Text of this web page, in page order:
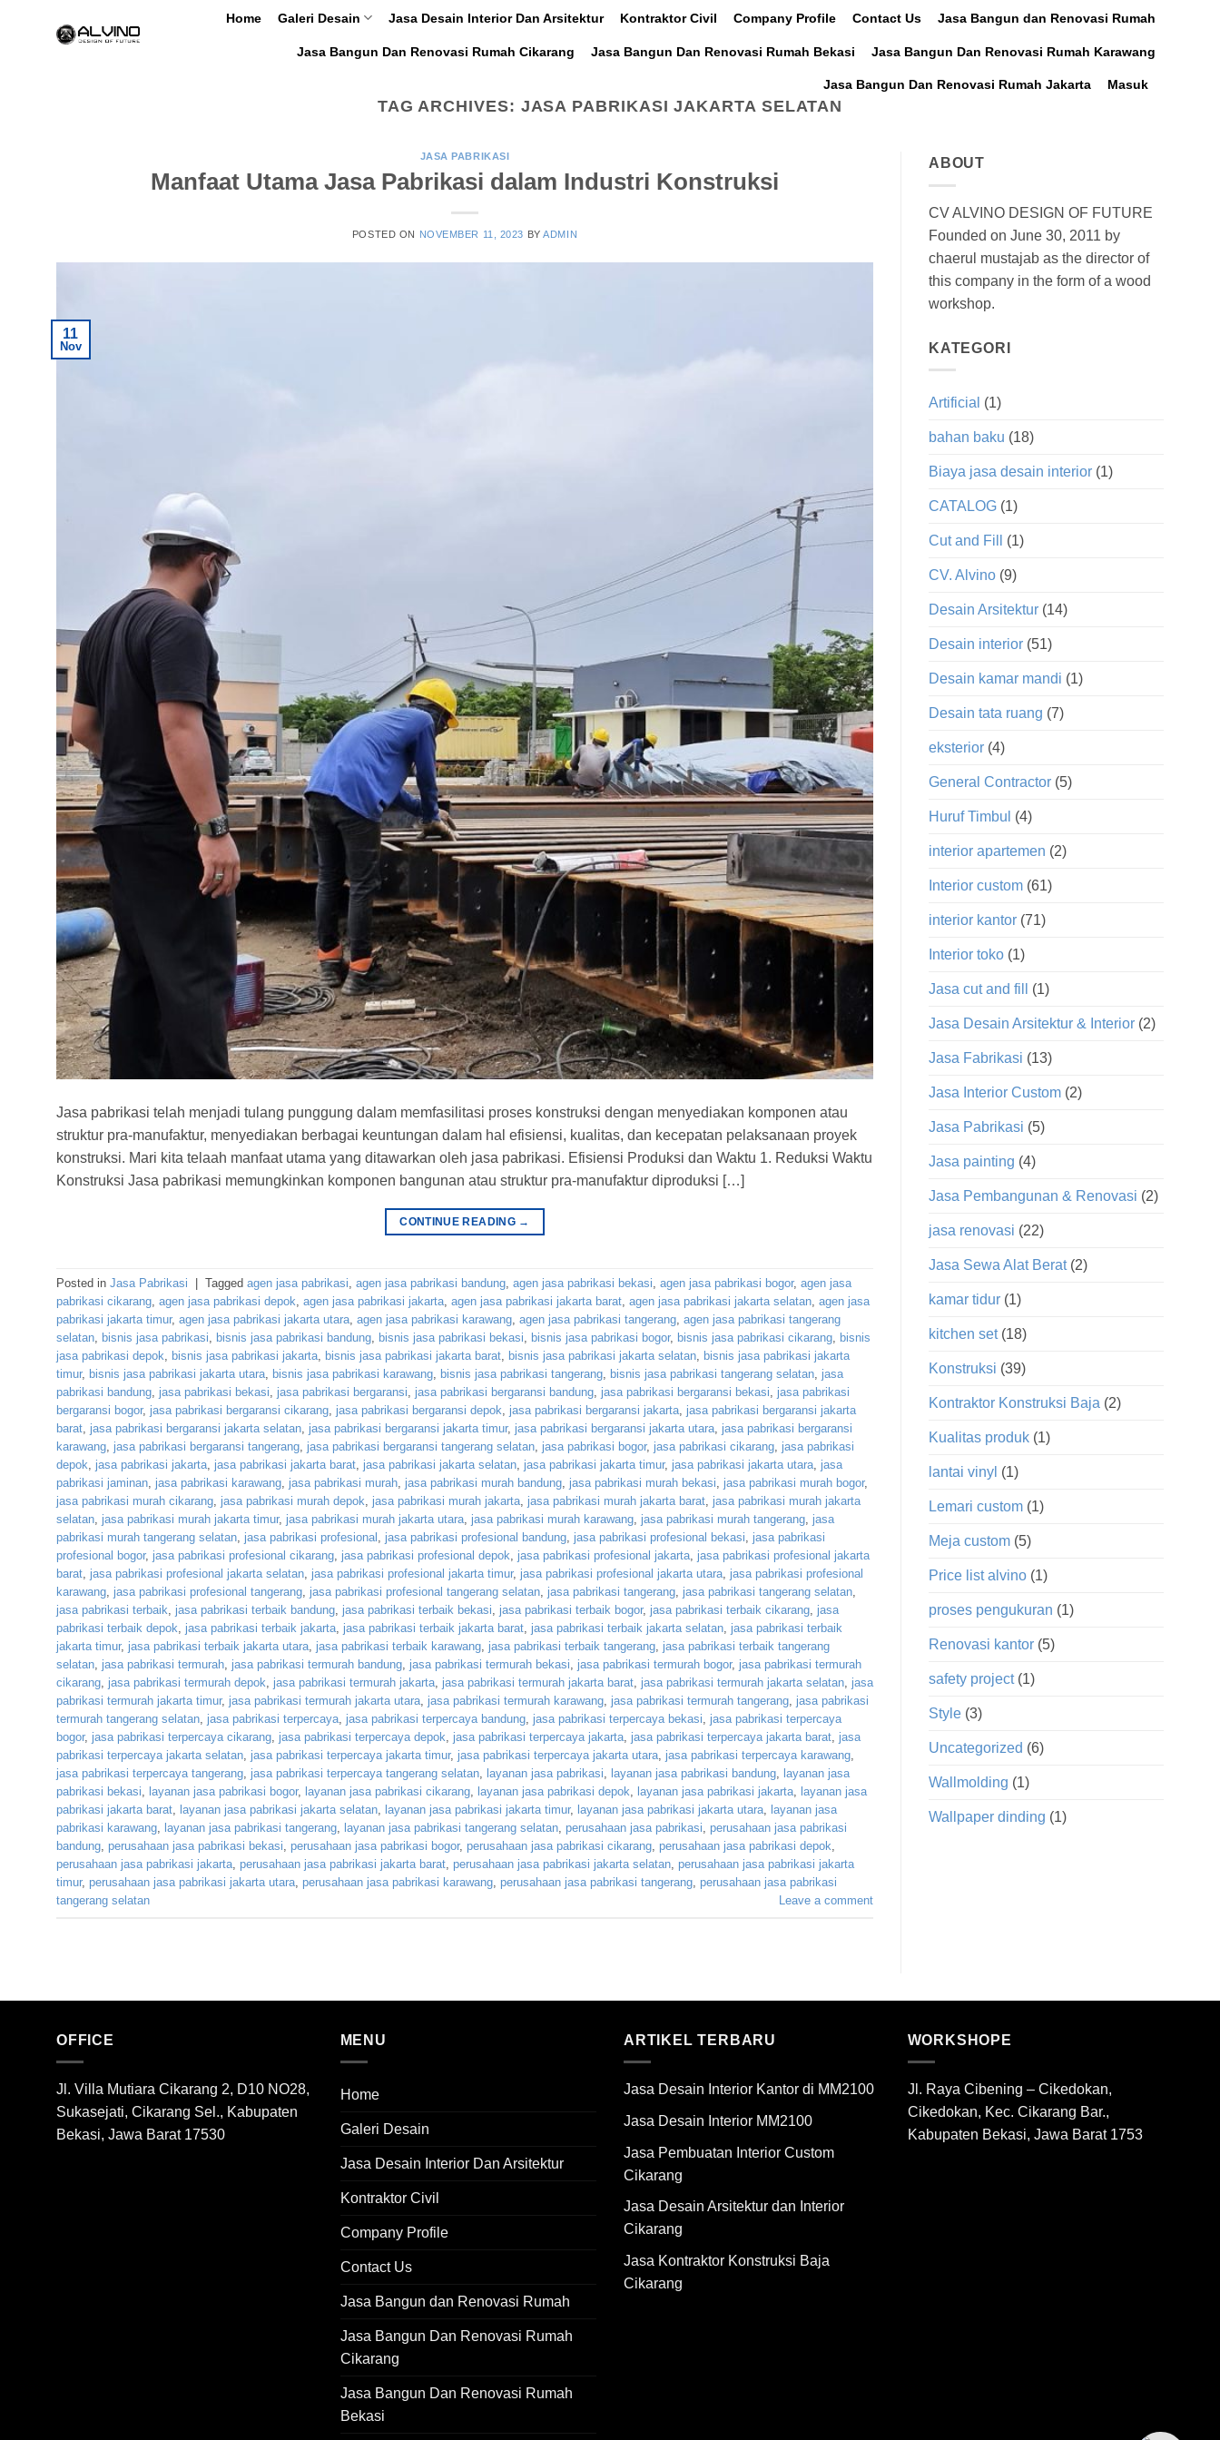
Home Galeri Desain Jasa Desain Interior Dan Arsitektur Kontraktor Civil Company Profile Contact Us Jasa Bangun dan Renovasi Rumah
Jasa Bangun Dan Renovasi Rumah Cikarang Jasa Bangun Dan Renovasi Rumah Bekasi Jasa Bangun Dan Renovasi Rumah Karawang
Jasa Bangun Dan Renovasi Rumah Jakarta Masuk
TAG ARCHIVES: JASA PABRIKASI JAKARTA SELATAN
JASA PABRIKASI
Manfaat Utama Jasa Pabrikasi dalam Industri Konstruksi
POSTED ON NOVEMBER 11, 2023 BYADMIN
11
Nov
Jasa pabrikasi telah menjadi tulang punggung dalam memfasilitasi proses konstruksi dengan menyediakan komponen atau
struktur pra-manufaktur, menyediakan berbagai keuntungan dalam hal efisiensi, kualitas, dan kecepatan pelaksanaan proyek
konstruksi. Mari kita telaah manfaat utama yang ditawarkan oleh jasa pabrikasi. Efisiensi Produksi dan Waktu 1. Reduksi Waktu
Konstruksi Jasa pabrikasi memungkinkan komponen bangunan atau struktur pra-manufaktur diproduksi […]
CONTINUE READING →
Posted in Jasa Pabrikasi Tagged agen jasa pabrikasi, agen jasa pabrikasi bandung, agen jasa pabrikasi bekasi, agen jasa pabrikasi bogor, agen jasa
pabrikasi cikarang, agen jasa pabrikasi depok, agen jasa pabrikasi jakarta, agen jasa pabrikasi jakarta barat, agen jasa pabrikasi jakarta selatan, agen jasa
pabrikasi jakarta timur, agen jasa pabrikasi jakarta utara, agen jasa pabrikasi karawang, agen jasa pabrikasi tangerang, agen jasa pabrikasi tangerang
selatan, bisnis jasa pabrikasi, bisnis jasa pabrikasi bandung, bisnis jasa pabrikasi bekasi, bisnis jasa pabrikasi bogor, bisnis jasa pabrikasi cikarang, bisnis
jasa pabrikasi depok, bisnis jasa pabrikasi jakarta, bisnis jasa pabrikasi jakarta barat, bisnis jasa pabrikasi jakarta selatan, bisnis jasa pabrikasi jakarta
timur, bisnis jasa pabrikasi jakarta utara, bisnis jasa pabrikasi karawang, bisnis jasa pabrikasi tangerang, bisnis jasa pabrikasi tangerang selatan, jasa
pabrikasi bandung, jasa pabrikasi bekasi, jasa pabrikasi bergaransi, jasa pabrikasi bergaransi bandung, jasa pabrikasi bergaransi bekasi, jasa pabrikasi
bergaransi bogor, jasa pabrikasi bergaransi cikarang, jasa pabrikasi bergaransi depok, jasa pabrikasi bergaransi jakarta, jasa pabrikasi bergaransi jakarta
barat, jasa pabrikasi bergaransi jakarta selatan, jasa pabrikasi bergaransi jakarta timur, jasa pabrikasi bergaransi jakarta utara, jasa pabrikasi bergaransi
karawang, jasa pabrikasi bergaransi tangerang, jasa pabrikasi bergaransi tangerang selatan, jasa pabrikasi bogor, jasa pabrikasi cikarang, jasa pabrikasi
depok, jasa pabrikasi jakarta, jasa pabrikasi jakarta barat, jasa pabrikasi jakarta selatan, jasa pabrikasi jakarta timur, jasa pabrikasi jakarta utara, jasa
pabrikasi jaminan, jasa pabrikasi karawang, jasa pabrikasi murah, jasa pabrikasi murah bandung, jasa pabrikasi murah bekasi, jasa pabrikasi murah bogor,
jasa pabrikasi murah cikarang, jasa pabrikasi murah depok, jasa pabrikasi murah jakarta, jasa pabrikasi murah jakarta barat, jasa pabrikasi murah jakarta
selatan, jasa pabrikasi murah jakarta timur, jasa pabrikasi murah jakarta utara, jasa pabrikasi murah karawang, jasa pabrikasi murah tangerang, jasa
pabrikasi murah tangerang selatan, jasa pabrikasi profesional , jasa pabrikasi profesional bandung, jasa pabrikasi profesional bekasi, jasa pabrikasi
profesional bogor, jasa pabrikasi profesional cikarang, jasa pabrikasi profesional depok, jasa pabrikasi profesional jakarta, jasa pabrikasi profesional jakarta
barat, jasa pabrikasi profesional jakarta selatan, jasa pabrikasi profesional jakarta timur, jasa pabrikasi profesional jakarta utara, jasa pabrikasi profesional
karawang, jasa pabrikasi profesional tangerang, jasa pabrikasi profesional tangerang selatan, jasa pabrikasi tangerang, jasa pabrikasi tangerang selatan,
jasa pabrikasi terbaik, jasa pabrikasi terbaik bandung, jasa pabrikasi terbaik bekasi, jasa pabrikasi terbaik bogor, jasa pabrikasi terbaik cikarang, jasa
pabrikasi terbaik depok, jasa pabrikasi terbaik jakarta, jasa pabrikasi terbaik jakarta barat, jasa pabrikasi terbaik jakarta selatan, jasa pabrikasi terbaik
jakarta timur, jasa pabrikasi terbaik jakarta utara, jasa pabrikasi terbaik karawang, jasa pabrikasi terbaik tangerang, jasa pabrikasi terbaik tangerang
selatan, jasa pabrikasi termurah, jasa pabrikasi termurah bandung, jasa pabrikasi termurah bekasi, jasa pabrikasi termurah bogor, jasa pabrikasi termurah
cikarang, jasa pabrikasi termurah depok, jasa pabrikasi termurah jakarta, jasa pabrikasi termurah jakarta barat, jasa pabrikasi termurah jakarta selatan, jasa
pabrikasi termurah jakarta timur, jasa pabrikasi termurah jakarta utara, jasa pabrikasi termurah karawang, jasa pabrikasi termurah tangerang, jasa pabrikasi
termurah tangerang selatan, jasa pabrikasi terpercaya, jasa pabrikasi terpercaya bandung, jasa pabrikasi terpercaya bekasi, jasa pabrikasi terpercaya
bogor, jasa pabrikasi terpercaya cikarang, jasa pabrikasi terpercaya depok, jasa pabrikasi terpercaya jakarta, jasa pabrikasi terpercaya jakarta barat, jasa
pabrikasi terpercaya jakarta selatan, jasa pabrikasi terpercaya jakarta timur, jasa pabrikasi terpercaya jakarta utara, jasa pabrikasi terpercaya karawang,
jasa pabrikasi terpercaya tangerang, jasa pabrikasi terpercaya tangerang selatan, layanan jasa pabrikasi, layanan jasa pabrikasi bandung, layanan jasa
pabrikasi bekasi, layanan jasa pabrikasi bogor, layanan jasa pabrikasi cikarang, layanan jasa pabrikasi depok, layanan jasa pabrikasi jakarta, layanan jasa
pabrikasi jakarta barat, layanan jasa pabrikasi jakarta selatan, layanan jasa pabrikasi jakarta timur, layanan jasa pabrikasi jakarta utara, layanan jasa
pabrikasi karawang, layanan jasa pabrikasi tangerang, layanan jasa pabrikasi tangerang selatan, perusahaan jasa pabrikasi, perusahaan jasa pabrikasi
bandung, perusahaan jasa pabrikasi bekasi, perusahaan jasa pabrikasi bogor, perusahaan jasa pabrikasi cikarang, perusahaan jasa pabrikasi depok,
perusahaan jasa pabrikasi jakarta, perusahaan jasa pabrikasi jakarta barat, perusahaan jasa pabrikasi jakarta selatan, perusahaan jasa pabrikasi jakarta
timur, perusahaan jasa pabrikasi jakarta utara, perusahaan jasa pabrikasi karawang, perusahaan jasa pabrikasi tangerang, perusahaan jasa pabrikasi
tangerang selatan
Leave a comment
ABOUT
CV ALVINO DESIGN OF FUTURE
Founded on June 30, 2011 by
chaerul mustajab as the director of
this company in the form of a wood
workshop.
KATEGORI
Artificial (1)
bahan baku (18)
Biaya jasa desain interior (1)
CATALOG (1)
Cut and Fill (1)
CV. Alvino (9)
Desain Arsitektur (14)
Desain interior (51)
Desain kamar mandi (1)
Desain tata ruang (7)
eksterior (4)
General Contractor (5)
Huruf Timbul (4)
interior apartemen (2)
Interior custom (61)
interior kantor (71)
Interior toko (1)
Jasa cut and fill (1)
Jasa Desain Arsitektur & Interior (2)
Jasa Fabrikasi (13)
Jasa Interior Custom (2)
Jasa Pabrikasi (5)
Jasa painting (4)
Jasa Pembangunan & Renovasi (2)
jasa renovasi (22)
Jasa Sewa Alat Berat(2)
kamar tidur (1)
kitchen set(18)
Konstruksi (39)
Kontraktor Konstruksi Baja (2)
Kualitas produk (1)
lantai vinyl (1)
Lemari custom (1)
Meja custom (5)
Price list alvino (1)
proses pengukuran (1)
Renovasi kantor (5)
safety project(1)
Style (3)
Uncategorized (6)
Wallmolding (1)
Wallpaper dinding (1)
OFFICE
Jl. Villa Mutiara Cikarang 2, D10 NO28,
Sukasejati, Cikarang Sel., Kabupaten
Bekasi, Jawa Barat 17530
MENU
Home
Galeri Desain
Jasa Desain Interior Dan Arsitektur
Kontraktor Civil
Company Profile
Contact Us
Jasa Bangun dan Renovasi Rumah
Jasa Bangun Dan Renovasi Rumah
Cikarang
Jasa Bangun Dan Renovasi Rumah
Bekasi
ARTIKEL TERBARU
Jasa Desain Interior Kantor di MM2100
Jasa Desain Interior MM2100
Jasa Pembuatan Interior Custom
Cikarang
Jasa Desain Arsitektur dan Interior
Cikarang
Jasa Kontraktor Konstruksi Baja
Cikarang
WORKSHOPE
Jl. Raya Cibening – Cikedokan,
Cikedokan, Kec. Cikarang Bar.,
Kabupaten Bekasi, Jawa Barat 1753